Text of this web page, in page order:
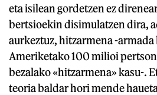
eta isilean gordetzen ez
bertsioekin disimulatzen dira,
aurkeztuz, hitzarmena -armada
Ameriketako 100 milioi
bezalako «hitzarmena» kasu-.
teoria baldar hori mende